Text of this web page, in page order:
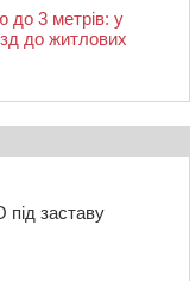
до 3 метрів: у
до житлових
під заставу